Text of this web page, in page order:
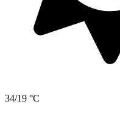
34/19 °C